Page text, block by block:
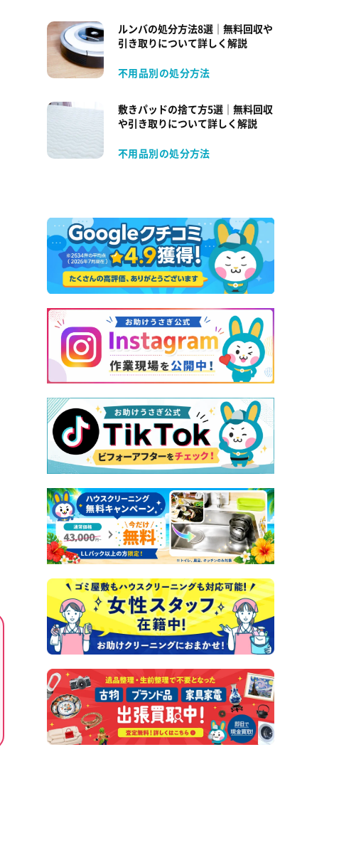
ルンバの処分方法8選｜無料回収や
引き取りについて詳しく解説
不用品別の処分方法
敷きパッドの捨て方5選｜無料回収
や引き取りについて詳しく解説
不用品別の処分方法